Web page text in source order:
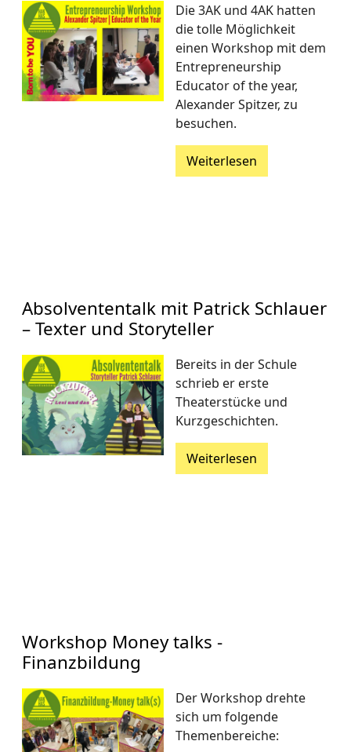
Die 3AK und 4AK hatten
die tolle Möglichkeit
einen Workshop mit dem
Entrepreneurship
Educator of the year,
Alexander Spitzer, zu
besuchen.
Weiterlesen
Absolvententalk mit Patrick Schlauer
– Texter und Storyteller
Bereits in der Schule
schrieb er erste
Theaterstücke und
Kurzgeschichten.
Weiterlesen
Workshop Money talks -
Finanzbildung
Der Workshop drehte
sich um folgende
Themenbereiche: